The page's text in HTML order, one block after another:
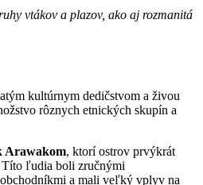
vtákov a plazov, ako aj rozmanitá
kultúrnym dedičstvom a živou
rôznych etnických skupín a
Arawakom, ktorí ostrov prvýkrát
ľudia boli zručnými
a mali veľký vplyv na